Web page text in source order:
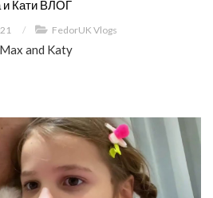
и Кати ВЛОГ
/ FedorUK Vlogs
and Katy